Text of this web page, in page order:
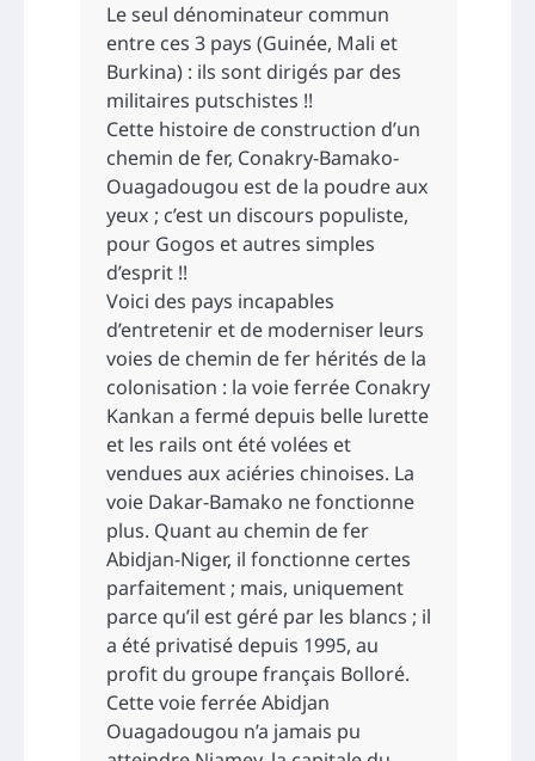
Le seul dénominateur commun
entre ces 3 pays (Guinée, Mali et
Burkina) : ils sont dirigés par des
militaires putschistes !!
Cette histoire de construction d’un
chemin de fer, Conakry-Bamako-
Ouagadougou est de la poudre aux
yeux ; c’est un discours populiste,
pour Gogos et autres simples
d’esprit !!
Voici des pays incapables
d’entretenir et de moderniser leurs
voies de chemin de fer hérités de la
colonisation : la voie ferrée Conakry
Kankan a fermé depuis belle lurette
et les rails ont été volées et
vendues aux aciéries chinoises. La
voie Dakar-Bamako ne fonctionne
plus. Quant au chemin de fer
Abidjan-Niger, il fonctionne certes
parfaitement ; mais, uniquement
parce qu’il est géré par les blancs ; il
a été privatisé depuis 1995, au
profit du groupe français Bolloré.
Cette voie ferrée Abidjan
Ouagadougou n’a jamais pu